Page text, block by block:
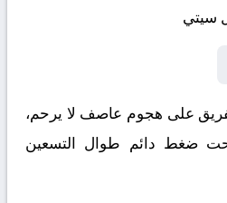
سيتي
على هجوم عاصف لا يرحم،
ضغط دائم طوال التسعين